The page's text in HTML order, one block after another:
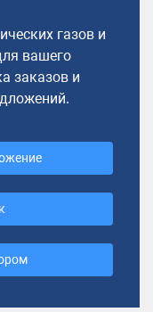
газов и
вашего
заказов и